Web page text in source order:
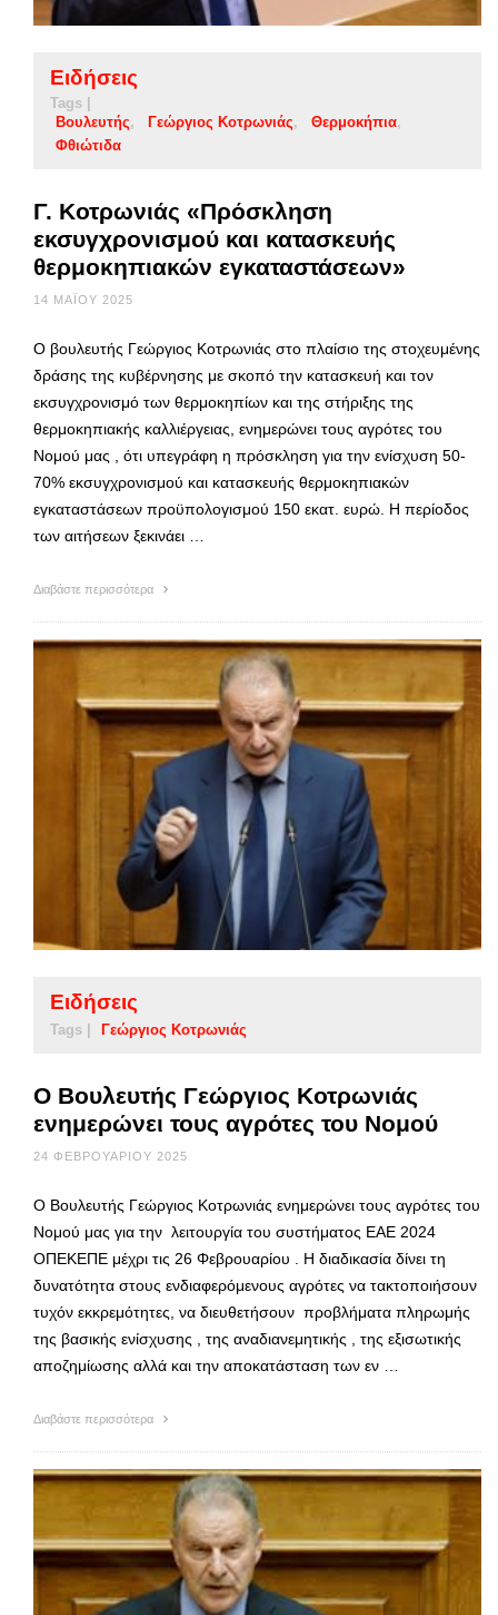
Ειδήσεις
Tags |
Βουλευτής
Γεώργιος Κοτρωνιάς
Θερμοκήπια
Φθιώτιδα
Γ. Κοτρωνιάς «Πρόσκληση
εκσυγχρονισμού και κατασκευής
θερμοκηπιακών εγκαταστάσεων»
14 ΜΑΪ́ΟΥ 2025
Ο βουλευτής Γεώργιος Κοτρωνιάς στο πλαίσιο της στοχευμένης
δράσης της κυβέρνησης με σκοπό την κατασκευή και τον
εκσυγχρονισμό των θερμοκηπίων και της στήριξης της
θερμοκηπιακής καλλιέργειας, ενημερώνει τους αγρότες του
Νομού μας , ότι υπεγράφη η πρόσκληση για την ενίσχυση 50-
70% εκσυγχρονισμού και κατασκευής θερμοκηπιακών
εγκαταστάσεων προϋπολογισμού 150 εκατ. ευρώ. Η περίοδος
των αιτήσεων ξεκινάει …
Διαβάστε περισσότερα
Ειδήσεις
Tags | Γεώργιος Κοτρωνιάς
Ο Βουλευτής Γεώργιος Κοτρωνιάς
ενημερώνει τους αγρότες του Νομού
24 ΦΕΒΡΟΥΑΡΊΟΥ 2025
Ο Βουλευτής Γεώργιος Κοτρωνιάς ενημερώνει τους αγρότες του
Νομού μας για την λειτουργία του συστήματος ΕΑΕ 2024
ΟΠΕΚΕΠΕ μέχρι τις 26 Φεβρουαρίου . Η διαδικασία δίνει τη
δυνατότητα στους ενδιαφερόμενους αγρότες να τακτοποιήσουν
τυχόν εκκρεμότητες, να διευθετήσουν προβλήματα πληρωμής
της βασικής ενίσχυσης , της αναδιανεμητικής , της εξισωτικής
αποζημίωσης αλλά και την αποκατάσταση των εν …
Διαβάστε περισσότερα